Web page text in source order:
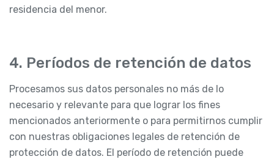
residencia del menor.
4. Períodos de retención de datos
Procesamos sus datos personales no más de lo
necesario y relevante para que lograr los fines
mencionados anteriormente o para permitirnos cumplir
con nuestras obligaciones legales de retención de
protección de datos. El período de retención puede